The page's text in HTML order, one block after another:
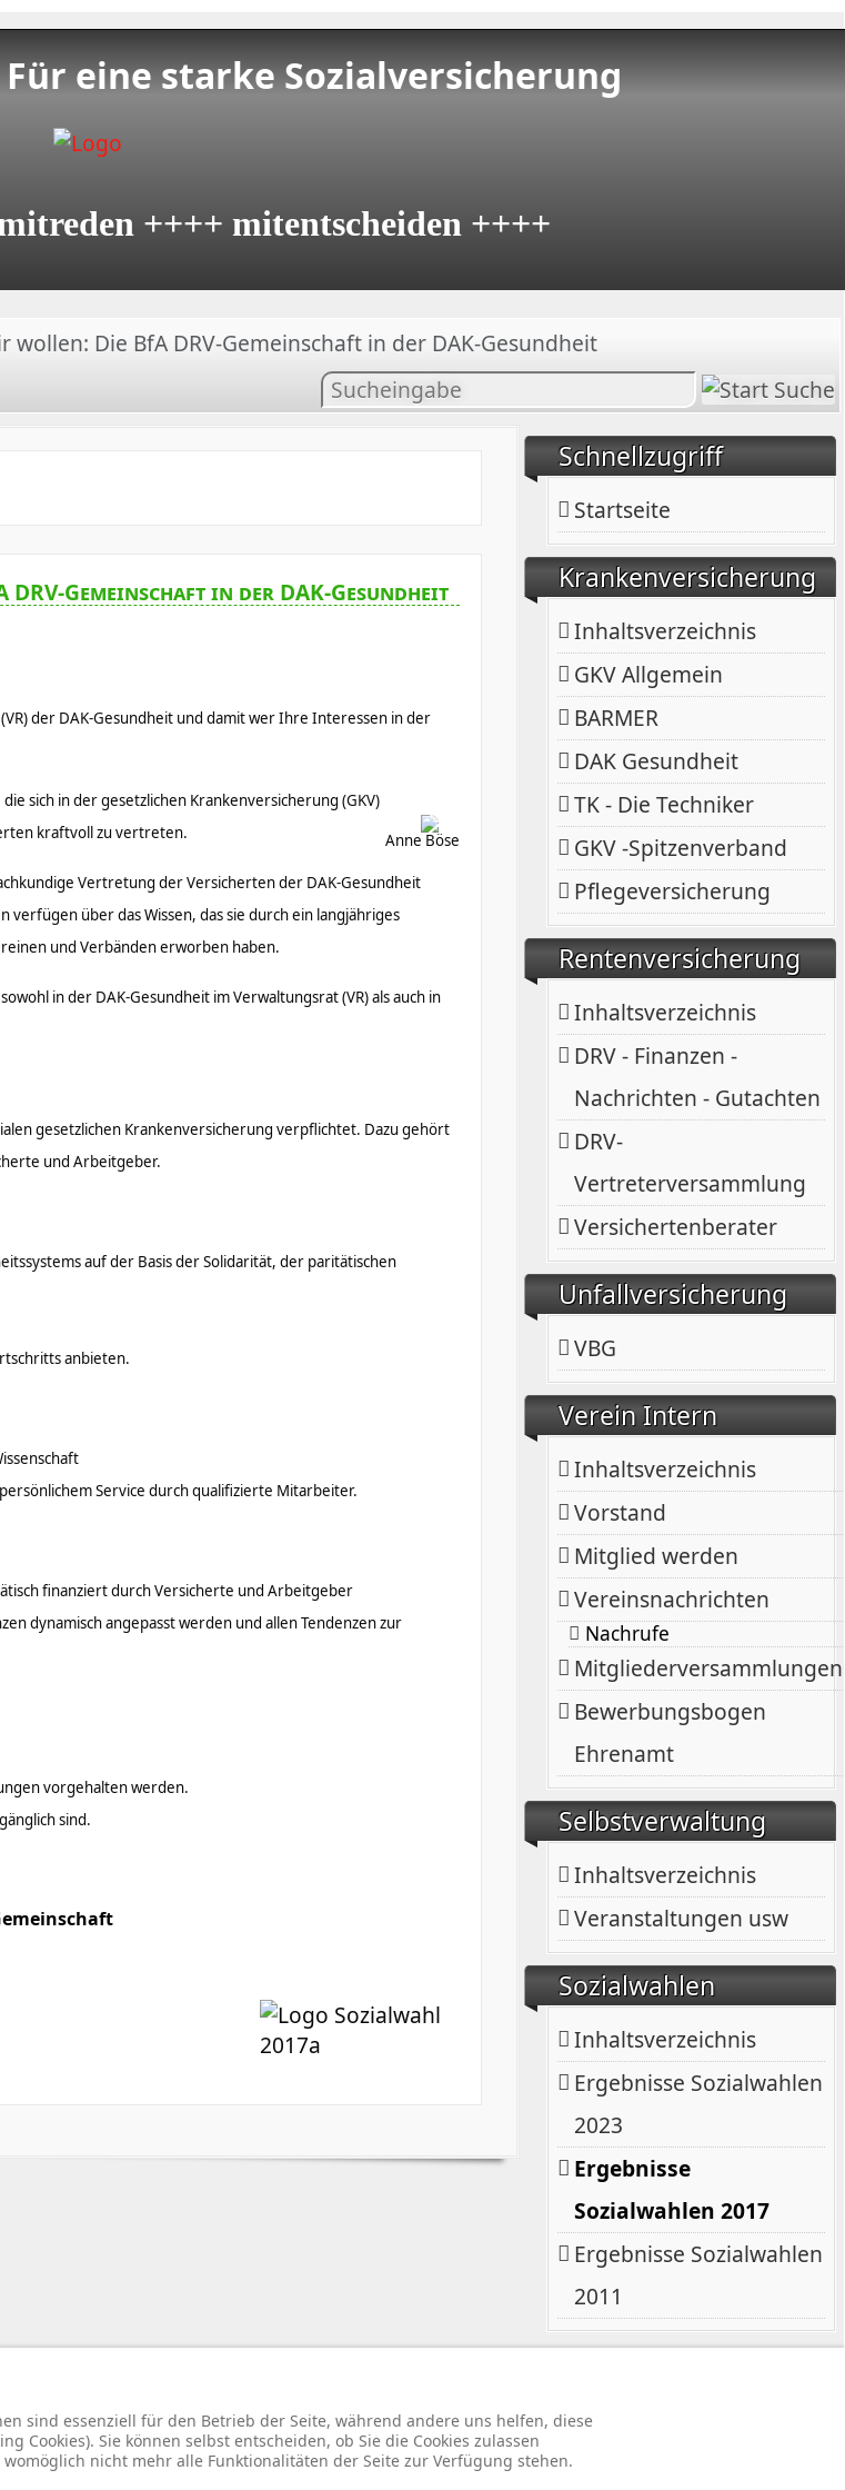
Für eine starke Sozialversicherung
++++ mitentscheiden ++++
wollen: Die BfA DRV-Gemeinschaft in der DAK-Gesundheit
Inhalt
suchen
Schnellzugriff
Startseite
Krankenversicherung
Inhaltsverzeichnis
GKV Allgemein
BARMER
DAK Gesundheit
TK - Die Techniker
GKV -Spitzenverband
Pflegeversicherung
Rentenversicherung
Inhaltsverzeichnis
DRV - Finanzen -
Nachrichten - Gutachten
DRV-
Vertreterversammlung
Versichertenberater
Unfallversicherung
VBG
Verein Intern
Inhaltsverzeichnis
Vorstand
Mitglied werden
Vereinsnachrichten
Nachrufe
Mitgliederversammlungen
Bewerbungsbogen
Ehrenamt
Selbstverwaltung
Inhaltsverzeichnis
Veranstaltungen usw
Sozialwahlen
Inhaltsverzeichnis
Ergebnisse Sozialwahlen
2023
Ergebnisse
Sozialwahlen 2017
Ergebnisse Sozialwahlen
2011
Gemeinschaft in der DAK-Gesundheit
der DAK-Gesundheit und damit wer Ihre Interessen in der
sich in der gesetzlichen Krankenversicherung (GKV)
Anne Böse
kraftvoll zu vertreten.
Vertretung der Versicherten der DAK-Gesundheit
über das Wissen, das sie durch ein langjähriges
und Verbänden erworben haben.
in der DAK-Gesundheit im Verwaltungsrat (VR) als auch in
gesetzlichen Krankenversicherung verpflichtet. Dazu gehört
und Arbeitgeber.
auf der Basis der Solidarität, der paritätischen
anbieten.
Service durch qualifizierte Mitarbeiter.
finanziert durch Versicherte und Arbeitgeber
dynamisch angepasst werden und allen Tendenzen zur
vorgehalten werden.
sind.
sind essenziell für den Betrieb der Seite, während andere uns helfen, diese
Cookies). Sie können selbst entscheiden, ob Sie die Cookies zulassen
nicht mehr alle Funktionalitäten der Seite zur Verfügung stehen.